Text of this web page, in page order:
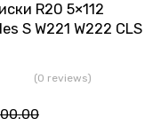
R20 5×112
S W221 W222 CLS
(0 reviews)